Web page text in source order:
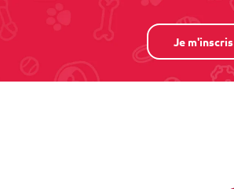
Je m'inscris